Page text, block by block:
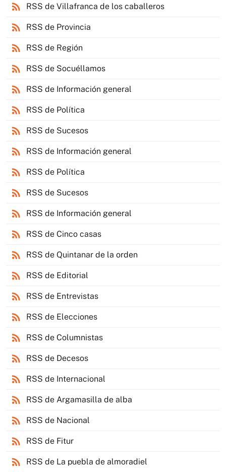
rss_feed RSS de Villafranca de los caballeros
rss_feed RSS de Provincia
rss_feed RSS de Región
rss_feed RSS de Socuéllamos
rss_feed RSS de Información general
rss_feed RSS de Política
rss_feed RSS de Sucesos
rss_feed RSS de Información general
rss_feed RSS de Política
rss_feed RSS de Sucesos
rss_feed RSS de Información general
rss_feed RSS de Cinco casas
rss_feed RSS de Quintanar de la orden
rss_feed RSS de Editorial
rss_feed RSS de Entrevistas
rss_feed RSS de Elecciones
rss_feed RSS de Columnistas
rss_feed RSS de Decesos
rss_feed RSS de Internacional
rss_feed RSS de Argamasilla de alba
rss_feed RSS de Nacional
rss_feed RSS de Fitur
rss_feed RSS de La puebla de almoradiel